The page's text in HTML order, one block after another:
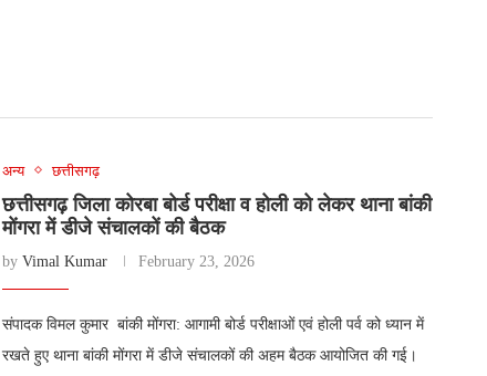
अन्य छत्तीसगढ़
छत्तीसगढ़ जिला कोरबा बोर्ड परीक्षा व होली को लेकर थाना बांकी
मोंगरा में डीजे संचालकों की बैठक
by Vimal Kumar February 23, 2026
संपादक विमल कुमार बांकी मोंगरा: आगामी बोर्ड परीक्षाओं एवं होली पर्व को ध्यान में
रखते हुए थाना बांकी मोंगरा में डीजे संचालकों की अहम बैठक आयोजित की गई।